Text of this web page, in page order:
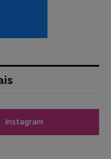
Instagram